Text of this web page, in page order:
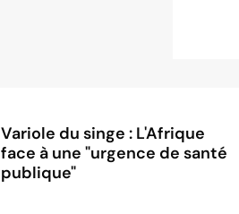
Variole du singe : L'Afrique
face à une "urgence de santé
publique"